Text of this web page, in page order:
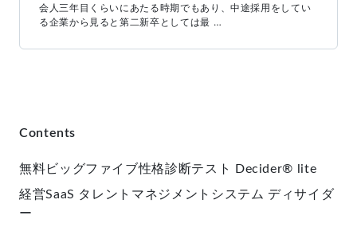
会人三年目くらいにあたる時期でもあり、中途採用をしてい
る企業から見ると第二新卒としては最 …
Contents
無料ビッグファイブ性格診断テスト
Decider® lite
経営SaaS タレントマネジメントシステム ディサイダ
ー